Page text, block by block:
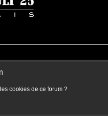
cookies de ce forum ?